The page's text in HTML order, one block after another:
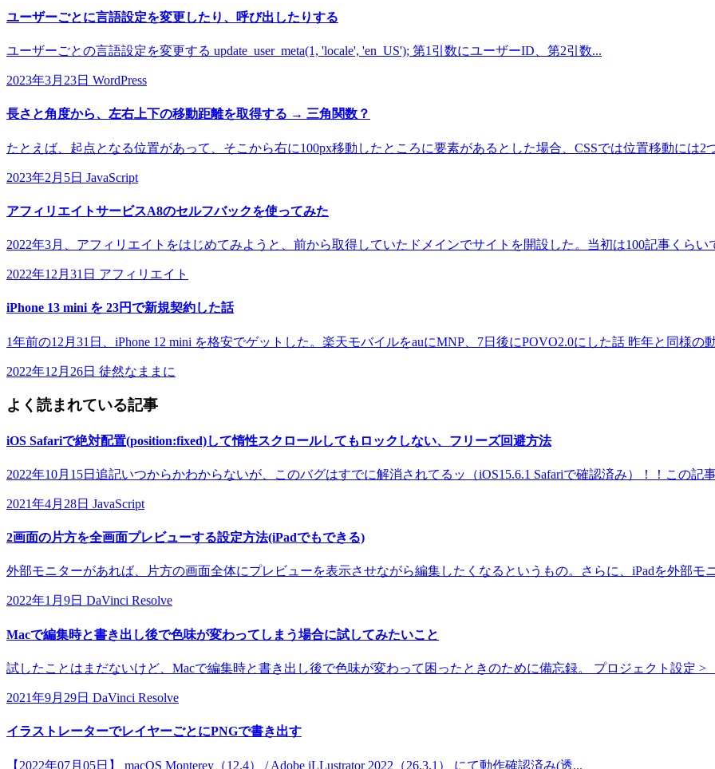
ユーザーごとに言語設定を変更したり、呼び出したりする
ユーザーごとの言語設定を変更する update_user_meta(1, 'locale', 'en_US'); 第1引数にユーザーID、第2引数...
2023年3月23日 WordPress
長さと角度から、左右上下の移動距離を取得する → 三角関数？
たとえば、起点となる位置があって、そこから右に100px移動したところに要素があるとした場合、CSSでは位置移動には2
2023年2月5日 JavaScript
アフィリエイトサービスA8のセルフバックを使ってみた
2022年3月、アフィリエイトをはじめてみようと、前から取得していたドメインでサイトを開設した。当初は100記事くら
2022年12月31日 アフィリエイト
iPhone 13 mini を 23円で新規契約した話
1年前の12月31日、iPhone 12 mini を格安でゲットした。楽天モバイルをauにMNP、7日後にPOVO2.0にした話 昨年と同様の
2022年12月26日 徒然なままに
よく読まれている記事
iOS Safariで絶対配置(position:fixed)して惰性スクロールしてもロックしない、フリーズ回避方法
2022年10月15日追記いつからかわからないが、このバグはすでに解消されてるッ（iOS15.6.1 Safariで確認済み）！！この記
2021年4月28日 JavaScript
2画面の片方を全画面プレビューする設定方法(iPadでもできる)
外部モニターがあれば、片方の画面全体にプレビューを表示させながら編集したくなるというもの。さらに、iPadを外部モ
2022年1月9日 DaVinci Resolve
Macで編集時と書き出し後で色味が変わってしまう場合に試してみたいこと
試したことはまだないけど、Macで編集時と書き出し後で色味が変わって困ったときのために備忘録。 プロジェクト設定 >
2021年9月29日 DaVinci Resolve
イラストレーターでレイヤーごとにPNGで書き出す
【2022年07月05日】 macOS Monterey（12.4） / Adobe iLLustrator 2022（26.3.1） にて動作確認済み(透...